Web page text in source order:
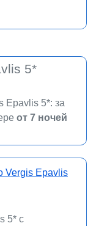
5*
Epavlis 5*: за
от 7 ночей
Vergis Epavlis
5* c